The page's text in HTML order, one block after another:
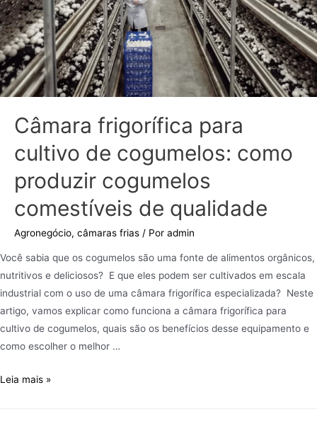
Câmara frigorífica para
cultivo de cogumelos: como
produzir cogumelos
comestíveis de qualidade
Agronegócio, câmaras frias / Por admin
Você sabia que os cogumelos são uma fonte de alimentos orgânicos,
nutritivos e deliciosos? E que eles podem ser cultivados em escala
industrial com o uso de uma câmara frigorífica especializada? Neste
artigo, vamos explicar como funciona a câmara frigorífica para
cultivo de cogumelos, quais são os benefícios desse equipamento e
como escolher o melhor …
Leia mais »